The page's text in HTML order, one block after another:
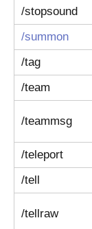
/stopsound
/summon
/tag
/team
/teammsg
/teleport
/tell
/tellraw